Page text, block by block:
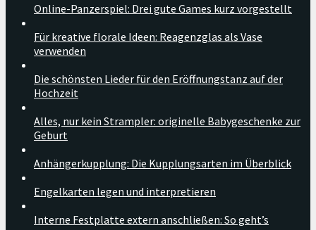
Online-Panzerspiel: Drei gute Games kurz vorgestellt
Für kreative florale Ideen: Reagenzglas als Vase
verwenden
Die schönsten Lieder für den Eröffnungstanz auf der
Hochzeit
Alles, nur kein Strampler: originelle Babygeschenke zur
Geburt
Anhängerkupplung: Die Kupplungsarten im Überblick
Engelkarten legen und interpretieren
Interne Festplatte extern anschließen: So geht’s